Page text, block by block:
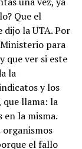
Que el
la UTA. Por
para
que ver si este
la
y los
que llama: la
en la misma.
organismos
el fallo